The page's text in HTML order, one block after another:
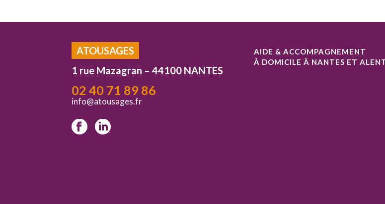
ATOUSAGES
1 rue Mazagran – 44100 NANTES
02 40 71 89 86
info@atousages.fr
AIDE & ACCOMPAGNEMENT
À DOMICILE À NANTES ET